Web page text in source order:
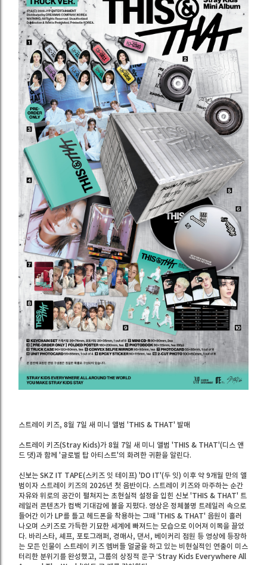
스트레이 키즈, 8월 7일 새 미니 앨범 'THIS & THAT' 발매
스트레이 키즈(Stray Kids)가 8월 7일 새 미니 앨범 'THIS & THAT'(디스 앤
드 댓)과 함께 '글로벌 탑 아티스트'의 화려한 귀환을 알린다.
신보는 SKZ IT TAPE(스키즈 잇 테이프) 'DO IT'(두 잇) 이후 약 9개월 만의 앨
범이자 스트레이 키즈의 2026년 첫 음반이다. 스트레이 키즈와 마주하는 순간
자유와 위로의 공간이 펼쳐지는 초현실적 설정을 입힌 신보 'THIS & THAT' 트
레일러 콘텐츠가 컴백 기대감에 불을 지폈다. 영상은 정체불명 트레일러 속으로
들어간 이가 LP를 틀고 헤드폰을 착용하는 그때 'THIS & THAT' 음원이 흘러
나오며 스키즈로 가득한 기묘한 세계에 빠져드는 모습으로 이어져 이목을 끌었
다. 바리스타, 셰프, 포토그래퍼, 경매사, 댄서, 베이커리 점원 등 영상에 등장하
는 모든 인물이 스트레이 키즈 멤버들 얼굴을 하고 있는 비현실적인 연출이 미스
터리한 분위기를 완성했고, 그룹의 상징적 문구 ‘Stray Kids Everywhere All